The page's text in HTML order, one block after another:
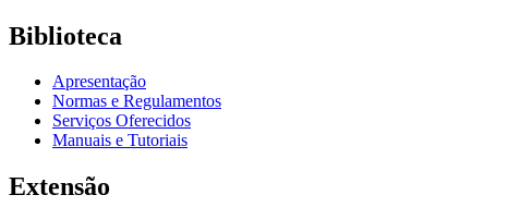
Biblioteca
Apresentação
Normas e Regulamentos
Serviços Oferecidos
Manuais e Tutoriais
Extensão